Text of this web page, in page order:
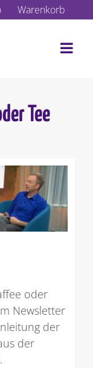
Warenkorb
Tee
oder
Newsletter
der
der